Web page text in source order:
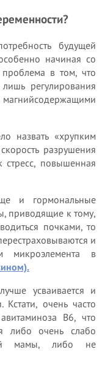
будущей
начиная со
в том, что
регулирования
назвать «хрупким
разрушения
стресс, повышенная
и гормональные
приводящие к тому,
почками, то
и
микроэлемента в
усваивается и
очень часто
В6, что
либо очень слабо
мамы, либо не